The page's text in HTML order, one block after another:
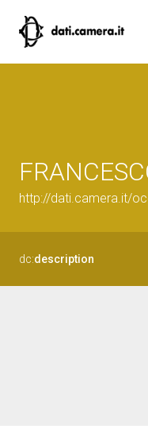
http://dati.camera.it/
dc:description